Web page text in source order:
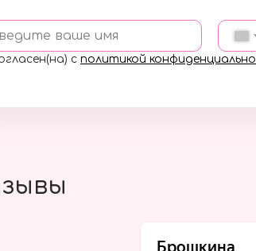
ваше имя
с политикой